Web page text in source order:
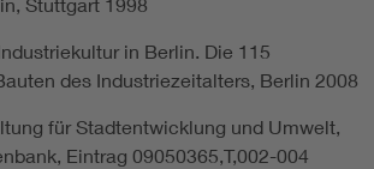
Stuttgart 1998
in Berlin. Die 115
des Industriezeitalters, Berlin 2008
für Stadtentwicklung und Umwelt,
Eintrag 09050365,T,002-004